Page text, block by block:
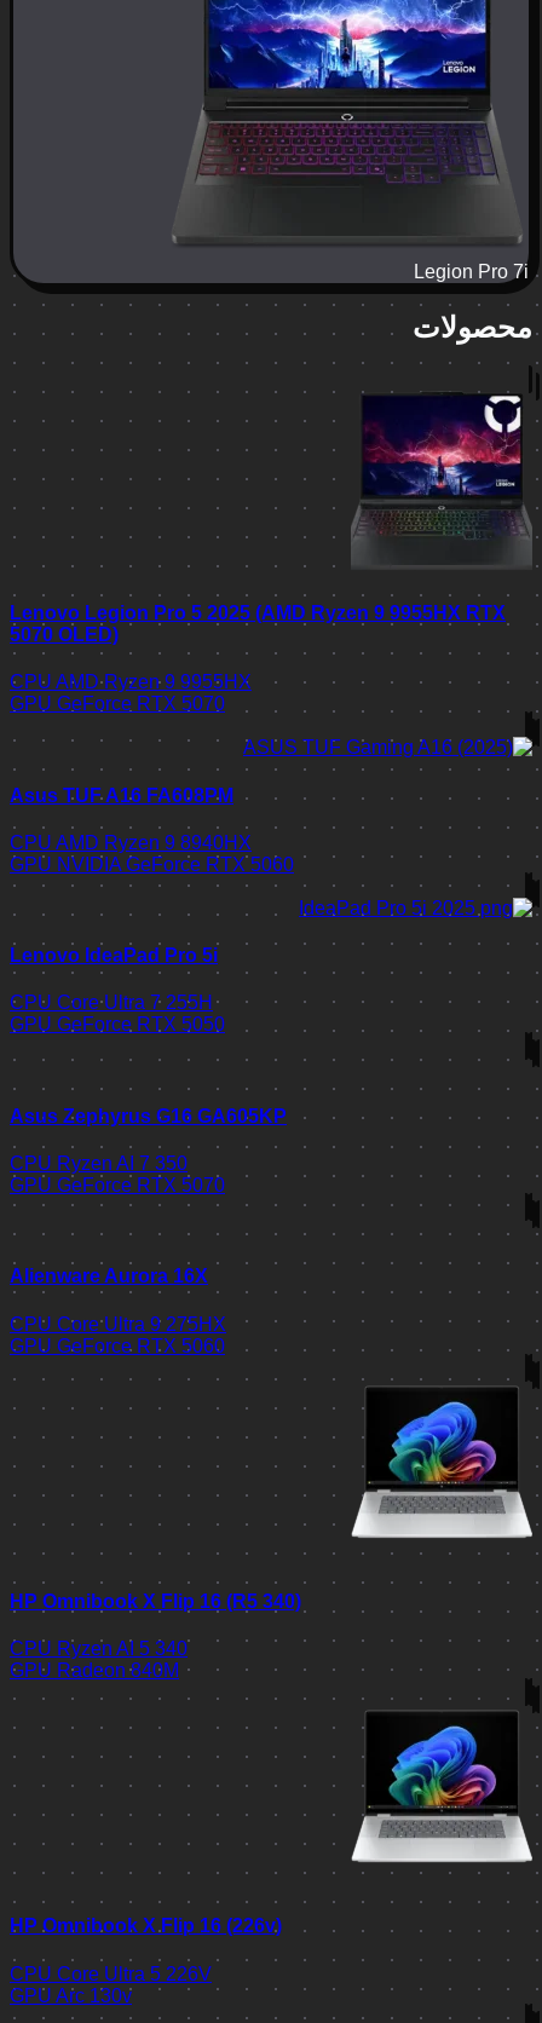
Legion Pro 7i
محصولات
Lenovo Legion Pro 5 2025 (AMD Ryzen 9 9955HX RTX
5070 OLED)
CPU AMD Ryzen 9 9955HX
GPU GeForce RTX 5070
Asus TUF A16 FA608PM
CPU AMD Ryzen 9 8940HX
GPU NVIDIA GeForce RTX 5060
Lenovo IdeaPad Pro 5i
CPU Core Ultra 7 255H
GPU GeForce RTX 5050
Asus Zephyrus G16 GA605KP
CPU Ryzen AI 7 350
GPU GeForce RTX 5070
Alienware Aurora 16X
CPU Core Ultra 9 275HX
GPU GeForce RTX 5060
HP Omnibook X Flip 16 (R5 340)
CPU Ryzen AI 5 340
GPU Radeon 840M
HP Omnibook X Flip 16 (226v)
CPU Core Ultra 5 226V
GPU Arc 130v